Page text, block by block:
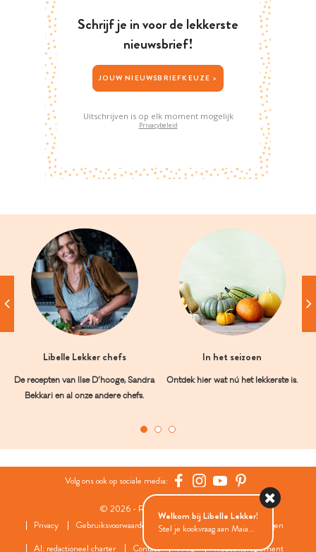
Schrijf je in voor de lekkerste
nieuwsbrief!
JOUW NIEUWSBRIEFKEUZE >
Uitschrijven is op elk moment mogelijk
Privacybeleid
Libelle Lekker chefs
De recepten van Ilse D’hooge, Sandra
Bekkari en al onze andere chefs.
In het seizoen
Ontdek hier wat nú het lekkerste is.
Volg ons ook op sociale media:
© 2026 - Roularta Media Group
Privacy
Gebruiksvoorwaarden Cookies
Cookies instellingen
AI: redactioneel charter
Contact FAQ Wedstrijdreglement
Welkom bij Libelle Lekker!
Stel je kookvraag aan Maia...